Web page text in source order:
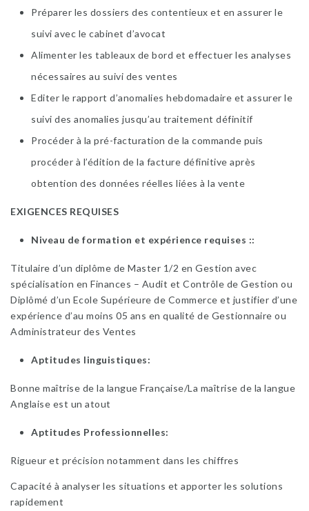
Préparer les dossiers des contentieux et en assurer le
suivi avec le cabinet d’avocat
Alimenter les tableaux de bord et effectuer les analyses
nécessaires au suivi des ventes
Editer le rapport d’anomalies hebdomadaire et assurer le
suivi des anomalies jusqu’au traitement définitif
Procéder à la pré-facturation de la commande puis
procéder à l’édition de la facture définitive après
obtention des données réelles liées à la vente
EXIGENCES REQUISES
Niveau de formation et expérience requises :
Titulaire d’un diplôme de Master 1/2 en Gestion avec
spécialisation en Finances – Audit et Contrôle de Gestion ou
Diplômé d’un Ecole Supérieure de Commerce et justifier d’une
expérience d’au moins 05 ans en qualité de Gestionnaire ou
Administrateur des Ventes
Aptitudes linguistiques
Bonne maîtrise de la langue Française/La maîtrise de la langue
Anglaise est un atout
Aptitudes Professionnelles
Rigueur et précision notamment dans les chiffres
Capacité à analyser les situations et apporter les solutions
rapidement